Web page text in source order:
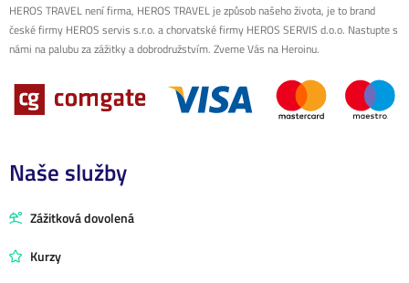
HEROS TRAVEL není firma, HEROS TRAVEL je způsob našeho života, je to brand
české firmy HEROS servis s.r.o. a chorvatské firmy HEROS SERVIS d.o.o. Nastupte s
námi na palubu za zážitky a dobrodružstvím. Zveme Vás na Heroinu.
Naše služby
Zážitková dovolená
Kurzy